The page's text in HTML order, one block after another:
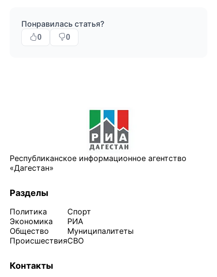
Понравилась статья?
0 0
Республиканское информационное агентство
«Дагестан»
Разделы
Политика
Экономика
Общество
Происшествия
Спорт
РИА
Муниципалитеты
СВО
Контакты